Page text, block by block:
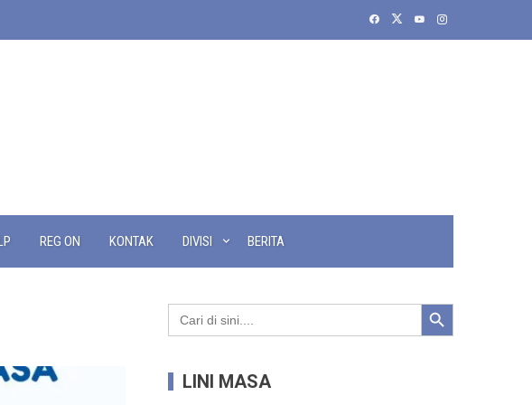
REG ON KONTAK DIVISI BERITA
Search
for:
Search Button
LINI MASA